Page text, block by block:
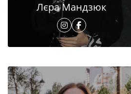
Лєра Мандзюк